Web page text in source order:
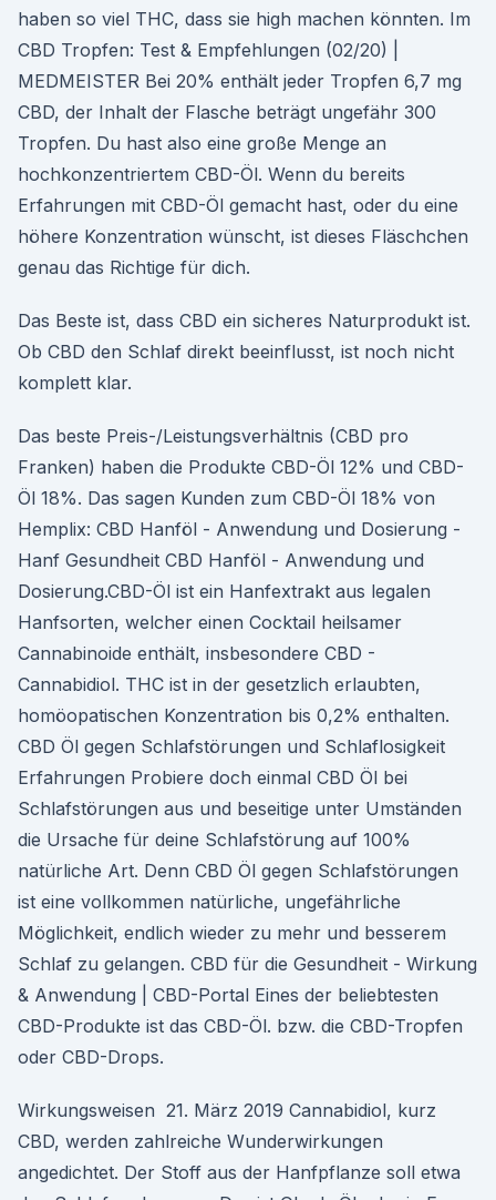
haben so viel THC, dass sie high machen könnten. Im
CBD Tropfen: Test & Empfehlungen (02/20) |
MEDMEISTER Bei 20% enthält jeder Tropfen 6,7 mg
CBD, der Inhalt der Flasche beträgt ungefähr 300
Tropfen. Du hast also eine große Menge an
hochkonzentriertem CBD-Öl. Wenn du bereits
Erfahrungen mit CBD-Öl gemacht hast, oder du eine
höhere Konzentration wünscht, ist dieses Fläschchen
genau das Richtige für dich.
Das Beste ist, dass CBD ein sicheres Naturprodukt ist.
Ob CBD den Schlaf direkt beeinflusst, ist noch nicht
komplett klar.
Das beste Preis-/Leistungsverhältnis (CBD pro
Franken) haben die Produkte CBD-Öl 12% und CBD-
Öl 18%. Das sagen Kunden zum CBD-Öl 18% von
Hemplix: CBD Hanföl - Anwendung und Dosierung -
Hanf Gesundheit CBD Hanföl - Anwendung und
Dosierung.CBD-Öl ist ein Hanfextrakt aus legalen
Hanfsorten, welcher einen Cocktail heilsamer
Cannabinoide enthält, insbesondere CBD -
Cannabidiol. THC ist in der gesetzlich erlaubten,
homöopatischen Konzentration bis 0,2% enthalten.
CBD Öl gegen Schlafstörungen und Schlaflosigkeit
Erfahrungen Probiere doch einmal CBD Öl bei
Schlafstörungen aus und beseitige unter Umständen
die Ursache für deine Schlafstörung auf 100%
natürliche Art. Denn CBD Öl gegen Schlafstörungen
ist eine vollkommen natürliche, ungefährliche
Möglichkeit, endlich wieder zu mehr und besserem
Schlaf zu gelangen. CBD für die Gesundheit - Wirkung
& Anwendung | CBD-Portal Eines der beliebtesten
CBD-Produkte ist das CBD-Öl. bzw. die CBD-Tropfen
oder CBD-Drops.
Wirkungsweisen 21. März 2019 Cannabidiol, kurz
CBD, werden zahlreiche Wunderwirkungen
angedichtet. Der Stoff aus der Hanfpflanze soll etwa